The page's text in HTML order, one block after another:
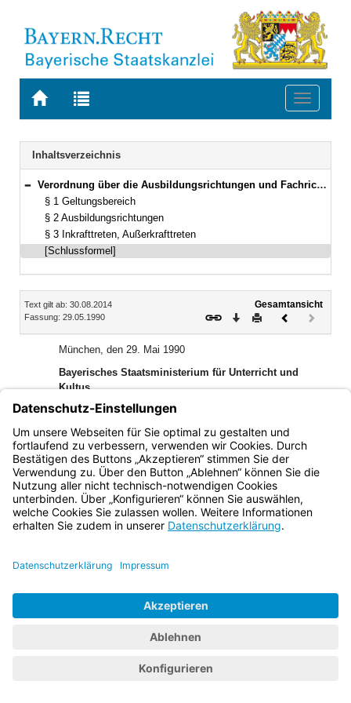
Zur
BAYERN.RECHT
Zur
letzten
Suche
Toggle
Navigation
Inhaltsverzeichnis
Bereich reduzieren
Verordnung über die Ausbildungsrichtungen und Fachrichtungen der Fachakademien Vom 29. Mai 1990 (GVBl. S. 196) BayRS 2236-9-2-K (§§ 1–3)
§ 1 Geltungsbereich
§ 2 Ausbildungsrichtungen
§ 3 Inkrafttreten, Außerkrafttreten
[Schlussformel]
Inhalt
Text gilt ab: 30.08.2014
Fassung: 29.05.1990
Gesamtansicht
Download
DruckenVorheriges
München, den 29. Mai 1990
Bayerisches Staatsministerium für Unterricht und
Kultus
Hans Zehetmair, Staatsminister
Bayern.de
BayernPortal
Datenschutz
Impressum
Kontrastwechsel